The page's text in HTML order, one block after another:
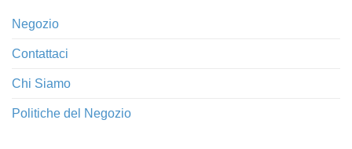
Negozio
Contattaci
Chi Siamo
Politiche del Negozio